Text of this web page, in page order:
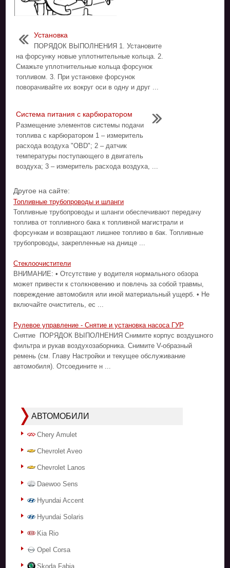
Установка
ПОРЯДОК ВЫПОЛНЕНИЯ 1. Установите
на форсунку новые уплотнительные кольца. 2.
Смажьте уплотнительные кольца форсунок
топливом. 3. При установке форсунок
поворачивайте их вокруг оси в одну и друг ...
Система питания с карбюратором
Размещение элементов системы подачи
топлива с карбюратором 1 – измеритель
расхода воздуха "OBD"; 2 – датчик
температуры поступающего в двигатель
воздуха; 3 – измеритель расхода воздуха, ...
Другое на сайте:
Топливные трубопроводы и шланги
Топливные трубопроводы и шланги обеспечивают передачу
топлива от топливного бака к топливной магистрали и
форсункам и возвращают лишнее топливо в бак. Топливные
трубопроводы, закрепленные на днище ...
Стеклоочистители
ВНИМАНИЕ: • Отсутствие у водителя нормального обзора
может привести к столкновению и повлечь за собой травмы,
повреждение автомобиля или иной материальный ущерб. • Не
включайте очиститель, ес ...
Рулевое управление - Снятие и установка насоса ГУР
Снятие ПОРЯДОК ВЫПОЛНЕНИЯ Снимите корпус воздушного
фильтра и рукав воздухозаборника. Снимите V-образный
ремень (см. Главу Настройки и текущее обслуживание
автомобиля). Отсоедините н ...
АВТОМОБИЛИ
Chery Amulet
Chevrolet Aveo
Chevrolet Lanos
Daewoo Sens
Hyundai Accent
Hyundai Solaris
Kia Rio
Opel Corsa
Skoda Fabia